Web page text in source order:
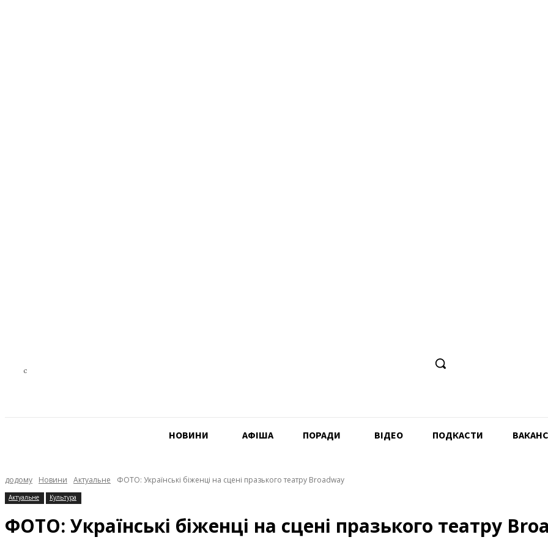
C
НОВИНИ АФIША ПОРАДИ ВІДЕО ПОДКАСТИ
додому Новини Актуальне ФОТО: Українські біженці на сцені празького театру Broadway
Актуальне Культура
ФОТО: Українські біженці на сцені празького театру